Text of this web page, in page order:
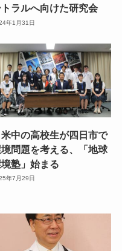
ラルへ向けた研究会
年1月31日
米中の高校生が四日市で
問題を考える、「地球
塾」始まる
年7月29日